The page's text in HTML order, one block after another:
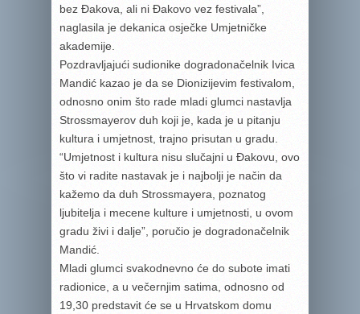
bez Đakova, ali ni Đakovo vez festivala”,
naglasila je dekanica osječke Umjetničke
akademije.
Pozdravljajući sudionike dogradonačelnik Ivica
Mandić kazao je da se Dionizijevim festivalom,
odnosno onim što rade mladi glumci nastavlja
Strossmayerov duh koji je, kada je u pitanju
kultura i umjetnost, trajno prisutan u gradu.
“Umjetnost i kultura nisu slučajni u Đakovu, ovo
što vi radite nastavak je i najbolji je način da
kažemo da duh Strossmayera, poznatog
ljubitelja i mecene kulture i umjetnosti, u ovom
gradu živi i dalje”, poručio je dogradonačelnik
Mandić.
Mladi glumci svakodnevno će do subote imati
radionice, a u večernjim satima, odnosno od
19,30 predstavit će se u Hrvatskom domu